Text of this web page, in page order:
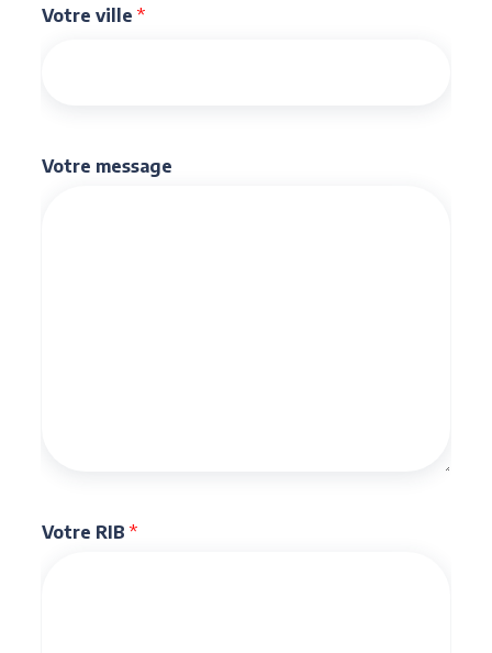
Votre ville *
Votre message
Votre RIB *